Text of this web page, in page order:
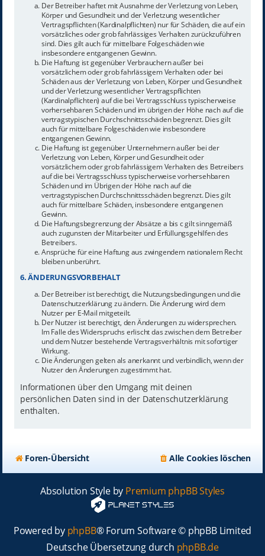
Der Betreiber haftet mit Ausnahme der Verletzung von Leben,
Körper und Gesundheit und der Verletzung wesentlicher
Vertragspflichten (Kardinalpflichten) nur für Schäden, die auf ein
vorsätzliches oder grob fahrlässiges Verhalten zurückzuführen
sind. Dies gilt auch für mittelbare Folgeschäden wie
insbesondere entgangenen Gewinn.
Die Haftung ist gegenüber Verbrauchern außer bei
vorsätzlichem oder grob fahrlässigem Verhalten oder bei
Schäden aus der Verletzung von Leben, Körper und Gesundheit
und der Verletzung wesentlicher Vertragspflichten
(Kardinalpflichten) auf die bei Vertragsschluss typischerweise
vorhersehbaren Schäden und im übrigen der Höhe nach auf die
vertragstypischen Durchschnittsschäden begrenzt. Dies gilt
auch für mittelbare Folgeschäden wie insbesondere
entgangenen Gewinn.
Die Haftung ist gegenüber Unternehmern außer bei der
Verletzung von Leben, Körper und Gesundheit oder
vorsätzlichem oder grob fahrlässigem Verhalten des Betreibers
auf die bei Vertragsschluss typischerweise vorhersehbaren
Schäden und im Übrigen der Höhe nach auf die
vertragstypischen Durchschnittsschäden begrenzt. Dies gilt
auch für mittelbare Schäden, insbesondere entgangenen
Gewinn.
Die Haftungsbegrenzung der Absätze a bis c gilt sinngemäß
auch zugunsten der Mitarbeiter und Erfüllungsgehilfen des
Betreibers.
Ansprüche für eine Haftung aus zwingendem nationalem Recht
bleiben unberührt.
6. ÄNDERUNGSVORBEHALT
Der Betreiber ist berechtigt, die Nutzungsbedingungen und die
Datenschutzerklärung zu ändern. Die Änderung wird dem
Nutzer per E-Mail mitgeteilt.
Der Nutzer ist berechtigt, den Änderungen zu widersprechen.
Im Falle des Widerspruchs erlischt das zwischen dem Betreiber
und dem Nutzer bestehende Vertragsverhältnis mit sofortiger
Wirkung.
Die Änderungen gelten als anerkannt und verbindlich, wenn der
Nutzer den Änderungen zugestimmt hat.
Informationen über den Umgang mit deinen
persönlichen Daten sind in der Datenschutzerklärung
enthalten.
Foren-Übersicht Alle Cookies löschen
Absolution Style by Premium phpBB Styles
Powered by phpBB® Forum Software © phpBB Limited
Deutsche Übersetzung durch phpBB.de